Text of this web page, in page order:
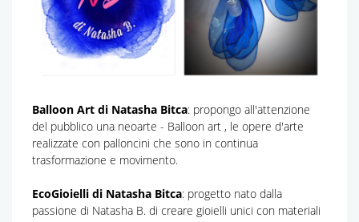
Balloon Art di Natasha Bitca: propongo all'attenzione
del pubblico una neoarte - Balloon art , le opere d'arte
realizzate con palloncini che sono in continua
trasformazione e movimento.
EcoGioielli di Natasha Bitca: progetto nato dalla
passione di Natasha B. di creare gioielli unici con materiali